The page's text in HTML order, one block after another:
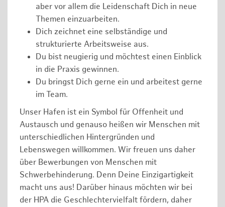
aber vor allem die Leidenschaft Dich in neue
Themen einzuarbeiten.
Dich zeichnet eine selbständige und
strukturierte Arbeitsweise aus.
Du bist neugierig und möchtest einen Einblick
in die Praxis gewinnen.
Du bringst Dich gerne ein und arbeitest gerne
im Team.
Unser Hafen ist ein Symbol für Offenheit und
Austausch und genauso heißen wir Menschen mit
unterschiedlichen Hintergründen und
Lebenswegen willkommen. Wir freuen uns daher
über Bewerbungen von Menschen mit
Schwerbehinderung. Denn Deine Einzigartigkeit
macht uns aus! Darüber hinaus möchten wir bei
der HPA die Geschlechtervielfalt fördern, daher